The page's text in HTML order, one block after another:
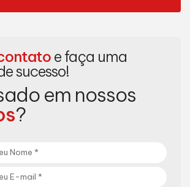
e faça uma
sucesso!
em nossos
?